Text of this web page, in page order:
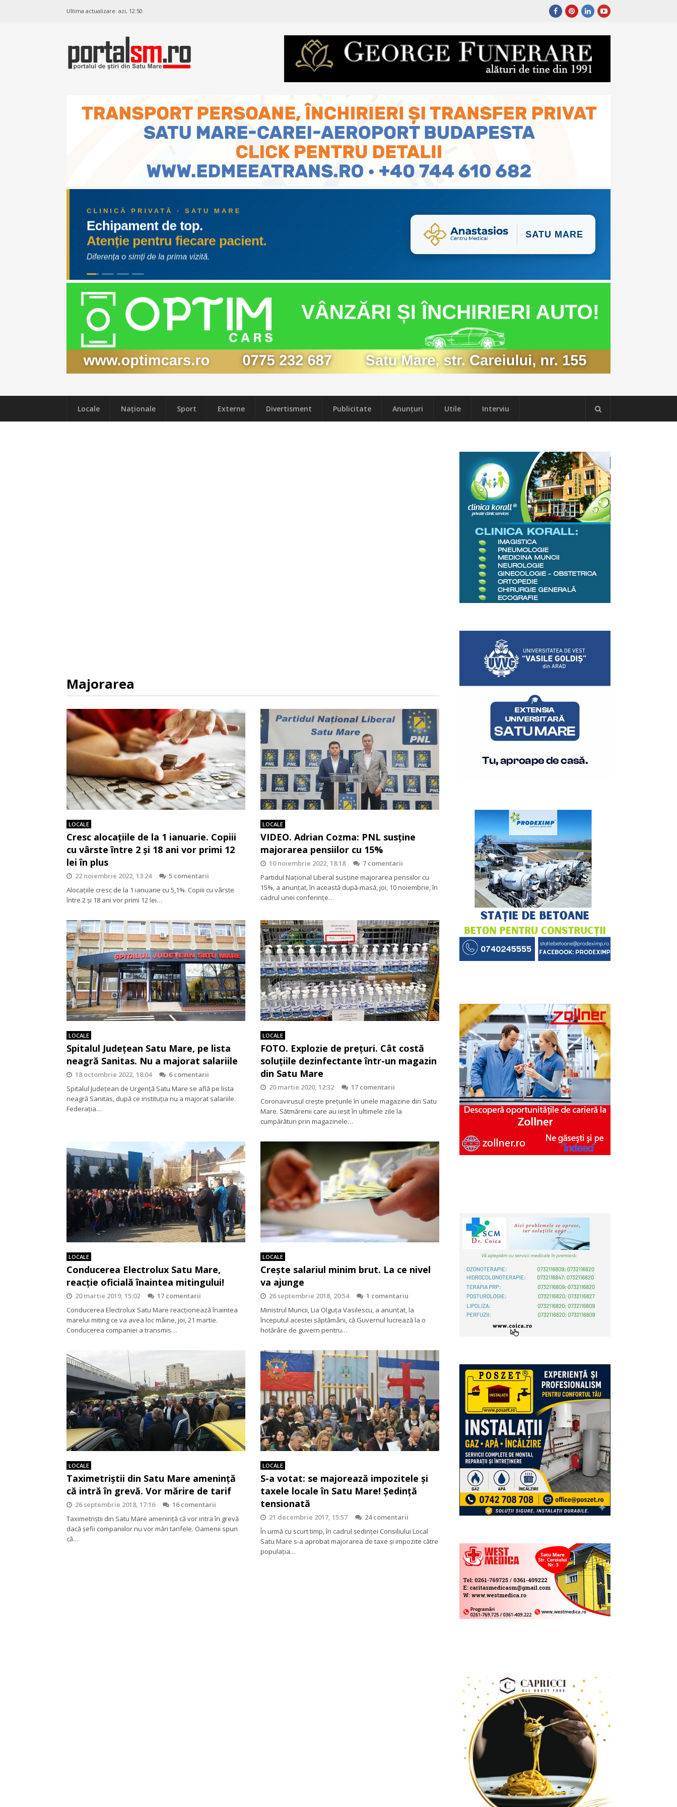
Ultima actualizare: azi, 12:50
Locale Naţionale Sport Externe Divertisment Publicitate Anunțuri Utile Interviu
Majorarea
LOCALE
Cresc alocațiile de la 1 ianuarie. Copiii
cu vârste între 2 și 18 ani vor primi 12
lei în plus
22 noiembrie 2022, 13:24
5 comentarii
Alocațiile cresc de la 1 ianuarie cu 5,1%. Copiii cu vârste
între 2 și 18 ani vor primi 12 lei…
LOCALE
VIDEO. Adrian Cozma: PNL susține
majorarea pensiilor cu 15%
10 noiembrie 2022, 18:18
7 comentarii
Partidul Național Liberal susține majorarea pensiilor cu
15%, a anunțat, în această după-masă, joi, 10 noiembrie, în
cadrul unei conferințe…
LOCALE
Spitalul Județean Satu Mare, pe lista
neagră Sanitas. Nu a majorat salariile
18 octombrie 2022, 18:04
6 comentarii
Spitalul Județean de Urgență Satu Mare se află pe lista
neagră Sanitas, după ce instituția nu a majorat salariile.
Federația…
LOCALE
FOTO. Explozie de prețuri. Cât costă
soluțiile dezinfectante într-un magazin
din Satu Mare
20 martie 2020, 12:32
17 comentarii
Coronavirusul creşte preţurile în unele magazine din Satu
Mare. Sătmărenii care au ieşit în ultimele zile la
cumpărături prin magazinele…
LOCALE
Conducerea Electrolux Satu Mare,
reacție oficială înaintea mitingului!
20 martie 2019, 15:02
17 comentarii
Conducerea Electrolux Satu Mare reacționează înaintea
marelui miting ce va avea loc mâine, joi, 21 martie.
Conducerea companiei a transmis…
LOCALE
Crește salariul minim brut. La ce nivel
va ajunge
26 septembrie 2018, 20:54
1 comentariu
Ministrul Muncii, Lia Olguţa Vasilescu, a anunţat, la
începutul acestei săptămâni, că Guvernul lucrează la o
hotărâre de guvern pentru…
LOCALE
Taximetriștii din Satu Mare amenință
că intră în grevă. Vor mărire de tarif
26 septembrie 2018, 17:16
16 comentarii
Taximetriștii din Satu Mare amenință că vor intra în grevă
dacă șefii companiilor nu vor mări tarifele. Oamenii spun
că…
LOCALE
S-a votat: se majorează impozitele și
taxele locale în Satu Mare! Ședință
tensionată
21 decembrie 2017, 15:57
24 comentarii
În urmă cu scurt timp, în cadrul ședinței Consiliului Local
Satu Mare s-a aprobat majorarea de taxe şi impozite către
populaţia…